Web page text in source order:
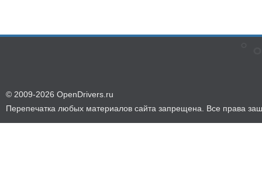
© 2009-2026 OpenDrivers.ru
Перепечатка любых материалов сайта запрещена. Все права